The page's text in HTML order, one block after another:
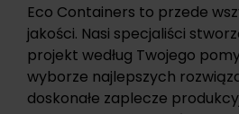
Eco Containers to przede
jakości. Nasi specjaliści
projekt według Twojego
wyborze najlepszych
doskonałe zaplecze